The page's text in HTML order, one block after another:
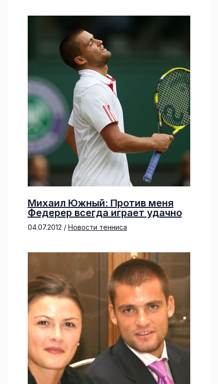
Михаил Южный: Против меня
Федерер всегда играет удачно
04.07.2012 / Новости тенниса